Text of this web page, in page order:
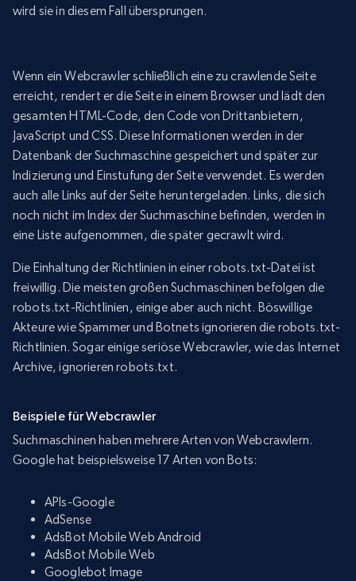
wird sie in diesem Fall übersprungen.
Wenn ein Webcrawler schließlich eine zu crawlende Seite
erreicht, rendert er die Seite in einem Browser und lädt den
gesamten HTML-Code, den Code von Drittanbietern,
JavaScript und CSS. Diese Informationen werden in der
Datenbank der Suchmaschine gespeichert und später zur
Indizierung und Einstufung der Seite verwendet. Es werden
auch alle Links auf der Seite heruntergeladen. Links, die sich
noch nicht im Index der Suchmaschine befinden, werden in
eine Liste aufgenommen, die später gecrawlt wird.
Die Einhaltung der Richtlinien in einer robots.txt-Datei ist
freiwillig. Die meisten großen Suchmaschinen befolgen die
robots.txt-Richtlinien, einige aber auch nicht. Böswillige
Akteure wie Spammer und Botnets ignorieren die robots.txt-
Richtlinien. Sogar einige seriöse Webcrawler, wie das Internet
Archive, ignorieren robots.txt.
Beispiele für Webcrawler
Suchmaschinen haben mehrere Arten von Webcrawlern.
Google hat beispielsweise 17 Arten von Bots:
APIs-Google
AdSense
AdsBot Mobile Web Android
AdsBot Mobile Web
Googlebot Image